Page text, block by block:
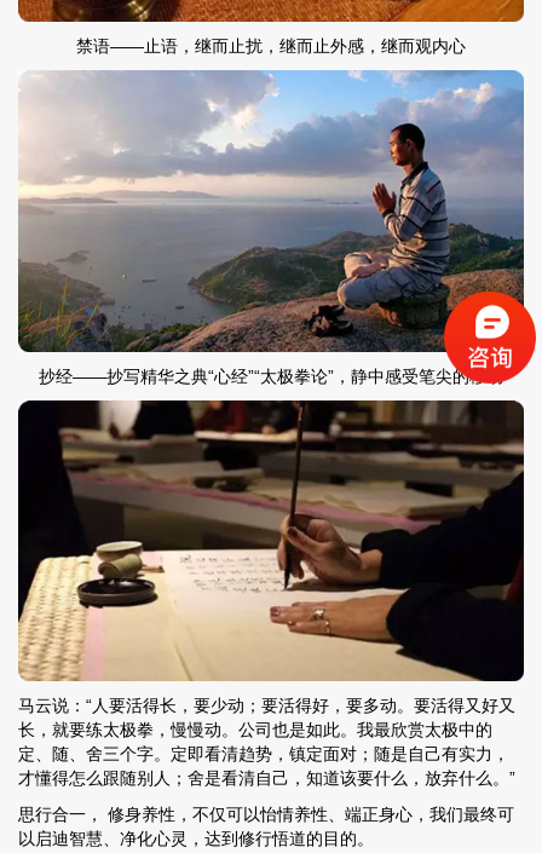
禁语——止语，继而止扰，继而止外感，继而观内心
抄经——抄写精华之典“心经”“太极拳论”，静中感受笔尖的移动
马云说：“人要活得长，要少动；要活得好，要多动。要活得又好又
长，就要练太极拳，慢慢动。公司也是如此。我最欣赏太极中的
定、随、舍三个字。定即看清趋势，镇定面对；随是自己有实力，
才懂得怎么跟随别人；舍是看清自己，知道该要什么，放弃什么。”
思行合一， 修身养性，不仅可以怡情养性、端正身心，我们最终可
以启迪智慧、净化心灵，达到修行悟道的目的。